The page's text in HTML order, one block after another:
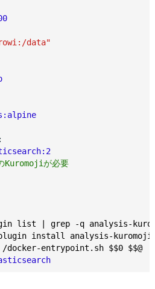
data"
Kuromojiが必要
list | grep -q analysis-
install analysis-kuromoji
/docker-entrypoint.sh $$0 $$@